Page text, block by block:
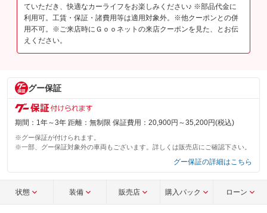
ていただき、快適なカーライフをお楽しみください♪ ※部品代金に
利用可。工賃・保証・諸費用等は適用対象外。※他クーポンとの併
用不可。※ご来店時にＧｏｏネットの来店クーポンを見た、とお伝
えください。
グー保証
期間：1年～3年 距離：無制限 保証費用：20,900円～35,200円(税込)
※グー保証が付けられます。
※一部、グー保証対象外の車両もございます。詳しくは販売店にご確認下さい。
グー保証の詳細はこちら
状態 装備 販売店 購入パック ローン